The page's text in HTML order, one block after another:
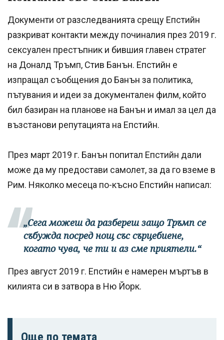
Документи от разследванията срещу Епстийн
разкриват контакти между починалия през 2019 г.
сексуален престъпник и бившия главен стратег
на Доналд Тръмп, Стив Банън. Епстийн е
изпращал съобщения до Банън за политика,
пътувания и идеи за документален филм, който
бил базиран на планове на Банън и имал за цел да
възстанови репутацията на Епстийн.
През март 2019 г. Банън попитал Епстийн дали
може да му предостави самолет, за да го вземе в
Рим. Няколко месеца по-късно Епстийн написал:
„Сега можеш да разбереш защо Тръмп се
събужда посред нощ със сърцебиене,
когато чува, че ти и аз сме приятели.“
През август 2019 г. Епстийн е намерен мъртъв в
килията си в затвора в Ню Йорк.
Още по темата